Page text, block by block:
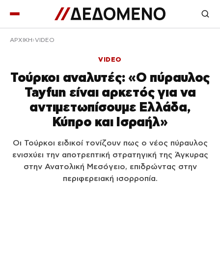
ΑΡΧΙΚΉ VIDEO
VIDEO
Τούρκοι αναλυτές: «Ο πύραυλος
Tayfun είναι αρκετός για να
αντιμετωπίσουμε Ελλάδα,
Κύπρο και Ισραήλ»
Οι Τούρκοι ειδικοί τονίζουν πως ο νέος πύραυλος
ενισχύει την αποτρεπτική στρατηγική της Άγκυρας
στην Ανατολική Μεσόγειο, επιδρώντας στην
περιφερειακή ισορροπία.